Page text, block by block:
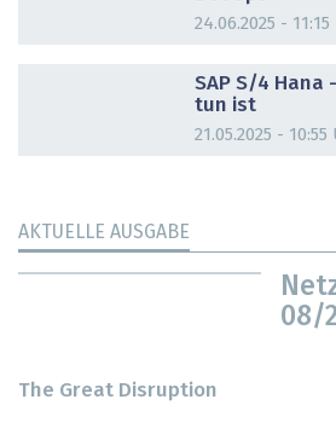
24.06.2025 -
SAP S/4 Hana
tun ist
21.05.2025 -
AKTUELLE AUSGABE
08/
The Great Disruption